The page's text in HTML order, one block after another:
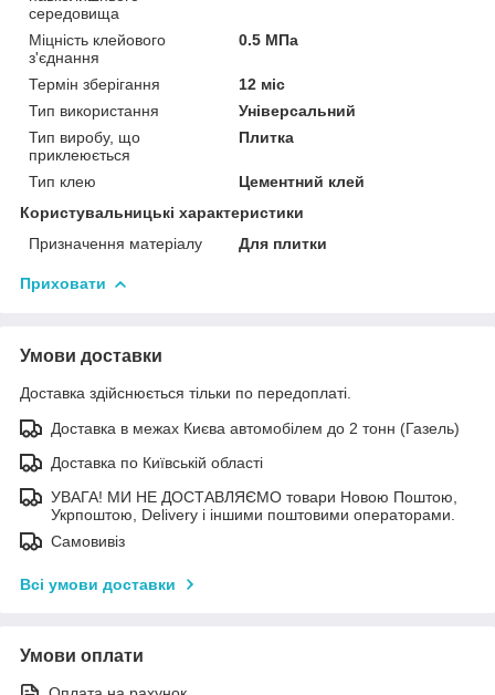
середовища
Міцність клейового
з'єднання
0.5 МПа
Термін зберігання
12 міс
Тип використання
Універсальний
Тип виробу, що
приклеюється
Плитка
Тип клею
Цементний клей
Користувальницькі характеристики
Призначення матеріалу
Для плитки
Приховати
Умови доставки
Доставка здійснюється тільки по передоплаті.
Доставка в межах Києва автомобілем до 2 тонн (Газель)
Доставка по Київській області
УВАГА! МИ НЕ ДОСТАВЛЯЄМО товари Новою Поштою,
Укрпоштою, Delivery і іншими поштовими операторами.
Самовивіз
Всі умови доставки
Умови оплати